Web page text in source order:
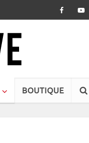
BOUTIQUE